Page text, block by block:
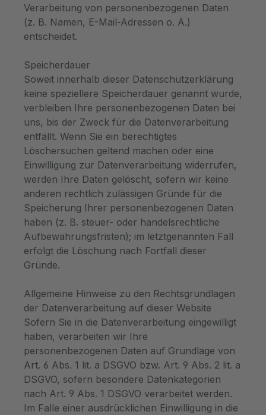
Verarbeitung von personenbezogenen Daten
(z. B. Namen, E-Mail-Adressen o. Ä.)
entscheidet.
Speicherdauer
Soweit innerhalb dieser Datenschutzerklärung
keine speziellere Speicherdauer genannt wurde,
verbleiben Ihre personenbezogenen Daten bei
uns, bis der Zweck für die Datenverarbeitung
entfällt. Wenn Sie ein berechtigtes
Löschersuchen geltend machen oder eine
Einwilligung zur Datenverarbeitung widerrufen,
werden Ihre Daten gelöscht, sofern wir keine
anderen rechtlich zulässigen Gründe für die
Speicherung Ihrer personenbezogenen Daten
haben (z. B. steuer- oder handelsrechtliche
Aufbewahrungsfristen); im letztgenannten Fall
erfolgt die Löschung nach Fortfall dieser
Gründe.
Allgemeine Hinweise zu den Rechtsgrundlagen
der Datenverarbeitung auf dieser Website
Sofern Sie in die Datenverarbeitung eingewilligt
haben, verarbeiten wir Ihre
personenbezogenen Daten auf Grundlage von
Art. 6 Abs. 1 lit. a DSGVO bzw. Art. 9 Abs. 2 lit. a
DSGVO, sofern besondere Datenkategorien
nach Art. 9 Abs. 1 DSGVO verarbeitet werden.
Im Falle einer ausdrücklichen Einwilligung in die